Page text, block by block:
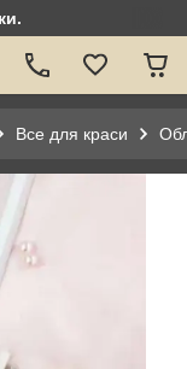
Все для краси